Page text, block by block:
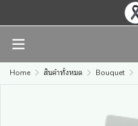
Home สินค้าทั้งหมด Bouquet